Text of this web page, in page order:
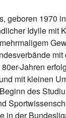
geboren 1970
Idylle mit
Jahren
mit kleinen
des
in der